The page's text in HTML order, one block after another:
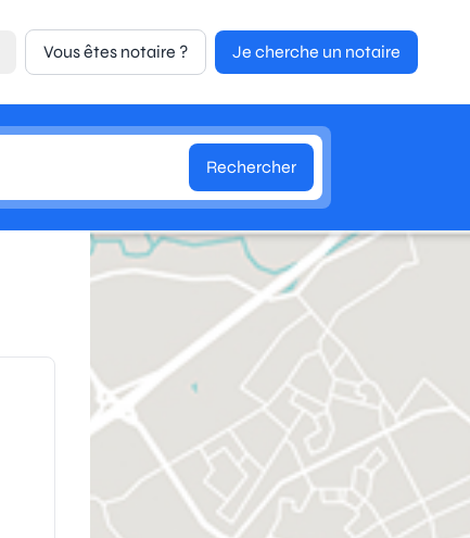
Vous êtes notaire ? Je cherche un notaire
Rechercher